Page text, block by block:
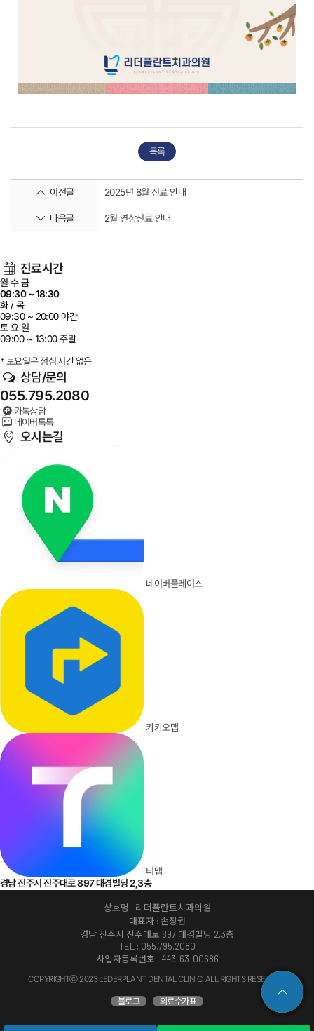
이전글
다음글 2월 연장진료 안내
TEL : 055.795.2080
사업자등록번호 : 443-63-00686